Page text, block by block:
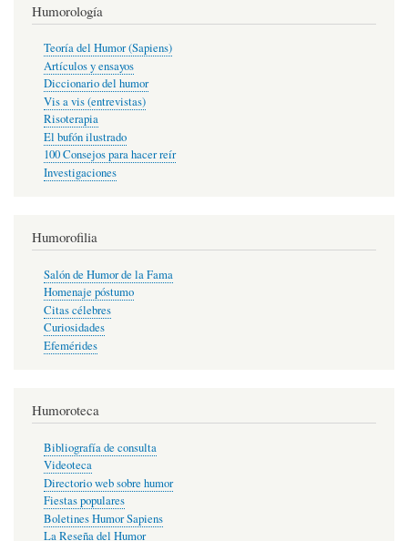
Humorología
Teoría del Humor (Sapiens)
Artículos y ensayos
Diccionario del humor
Vis a vis (entrevistas)
Risoterapia
El bufón ilustrado
100 Consejos para hacer reír
Investigaciones
Humorofilia
Salón de Humor de la Fama
Homenaje póstumo
Citas célebres
Curiosidades
Efemérides
Humoroteca
Bibliografía de consulta
Videoteca
Directorio web sobre humor
Fiestas populares
Boletines Humor Sapiens
La Reseña del Humor